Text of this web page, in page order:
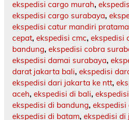
ekspedisi cargo murah,
ekspedisi cargo surabaya,
ekspedisi catur mandiri
cepat, ekspedisi cmc, ekspedisi
bandung, ekspedisi cobra
ekspedisi damai surabaya,
darat jakarta bali, ekspedisi
ekspedisi dari jakarta ke ntt,
aceh, ekspedisi di bali,
ekspedisi di bandung,
ekspedisi di batam, ekspedisi di